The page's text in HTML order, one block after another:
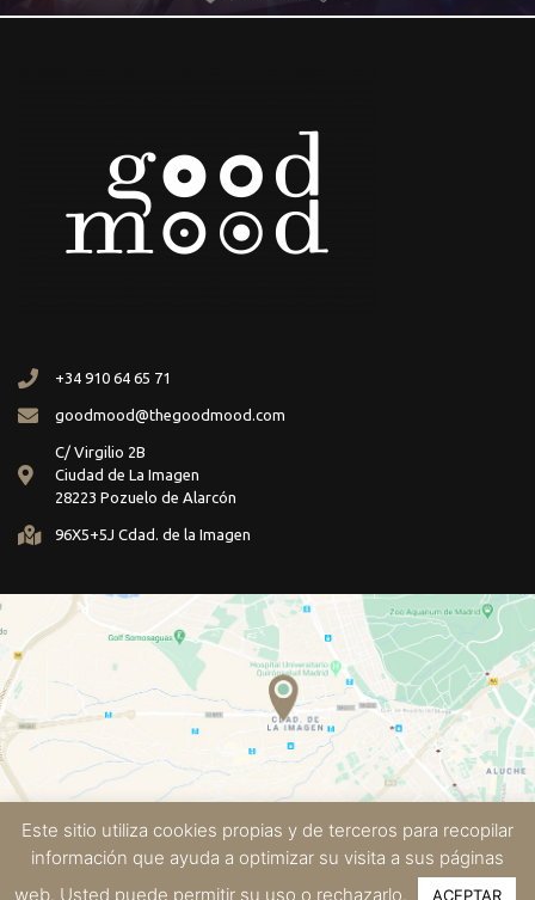
+34 910 64 65 71
goodmood@thegoodmood.com
C/ Virgilio 2B
Ciudad de La Imagen
28223 Pozuelo de Alarcón
96X5+5J Cdad. de la Imagen
Privacy Policy
Este sitio utiliza cookies propias y de terceros para recopilar
información que ayuda a optimizar su visita a sus páginas
web. Usted puede permitir su uso o rechazarlo.
ACEPTAR